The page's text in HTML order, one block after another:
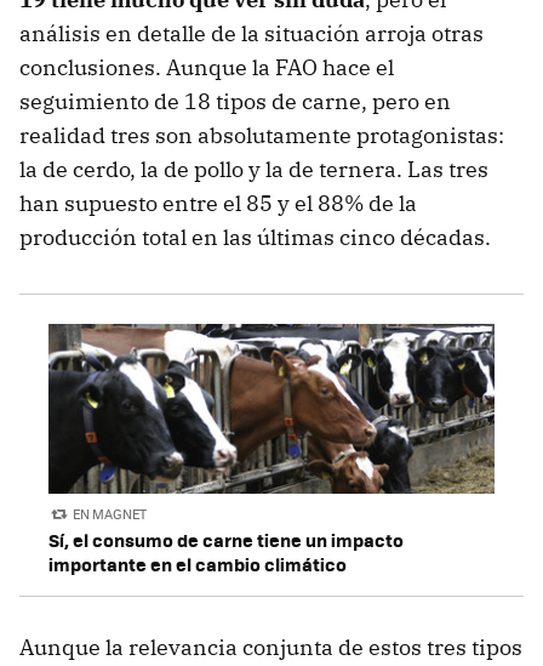
análisis en detalle de la situación arroja otras
conclusiones. Aunque la FAO hace el
seguimiento de 18 tipos de carne, pero en
realidad tres son absolutamente protagonistas:
la de cerdo, la de pollo y la de ternera. Las tres
han supuesto entre el 85 y el 88% de la
producción total en las últimas cinco décadas.
EN MAGNET
Sí, el consumo de carne tiene un impacto
importante en el cambio climático
Aunque la relevancia conjunta de estos tres tipos